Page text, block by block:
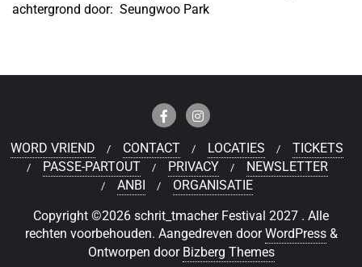
achtergrond door: Seungwoo Park
WORD VRIEND CONTACT LOCATIES
TICKETS
PASSE-PARTOUT
PRIVACY
NEWSLETTER
ANBI
ORGANISATIE
Copyright ©2026 schrit_tmacher Festival 2027 . Alle
rechten voorbehouden. Aangedreven doorWordPress &
Ontworpen door Bizberg Themes